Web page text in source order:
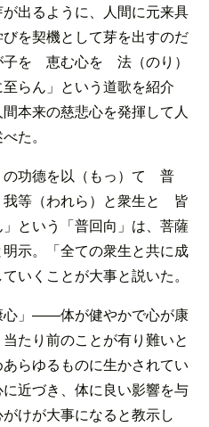
出るように、人間に元来具
びを契機として芽を出すのだ
子を 恵む心を 法（のり）
らん」という道歌を紹介
本来の慈悲心を発揮して人
た。
の功德を以（もっ）て 普
等（われら）と衆生と 皆
という「普回向」は、菩薩
示。「全ての衆生と共に成
いくことが大事と説いた。
心」――体が健やかで心が康
たり前のことが有り難いと
らゆるものに生かされてい
近づき、体に良い影響を与
けが大事になると教示し